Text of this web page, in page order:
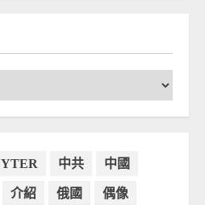
YTER 中共 中國
介紹 俄國 偶像